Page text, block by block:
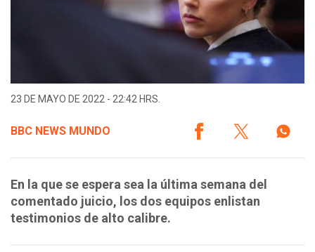
23 DE MAYO DE 2022 - 22:42 HRS.
BBC NEWS MUNDO
En la que se espera sea la última semana del
comentado juicio, los dos equipos enlistan
testimonios de alto calibre.